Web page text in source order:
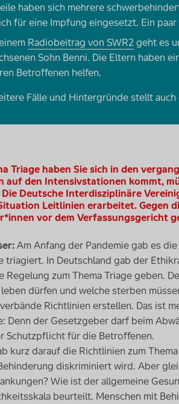
haben sich mehrere
für eine Impfung eingesetzt. Ein
Radiobeitrag von SWR2 geht es
Sohn Benni. Die Eltern haben
Betroffenen helfen.
Fälle und Hintergründe stellt auch
Triage haben Sie sich in den
auf den Intensivstationen kommt,
Deutsche Interdisziplinäre
Leitlinien erarbeitet. Gegen
vor dem Verfassungsgericht
Am Anfang der Pandemie gab es
triagiert. In Deutschland gab der
Regelung zum Thema Triage geben.
dürfen und welche sterben
Richtlinien erstellen. Das ist
Denn der Gesetzgeber darf beim
Schutzpflicht für die Betroffenen.
kurz darauf die Richtlinien zum
diskriminiert wird. Aber
Wie ist der allgemeine
beurteilt. Menschen mit